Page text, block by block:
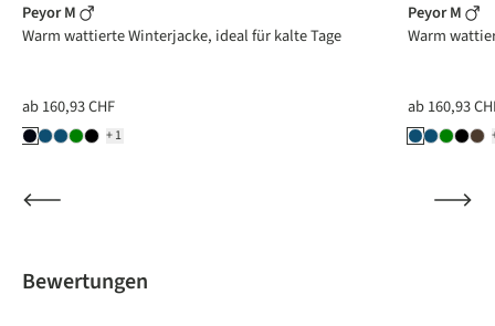
+1
Peyor M
Warm wattierte Winterjacke, ideal für kalte Tage
ab160,93 CHF
Peyor M
Warm
ab160,93
Bewertungen